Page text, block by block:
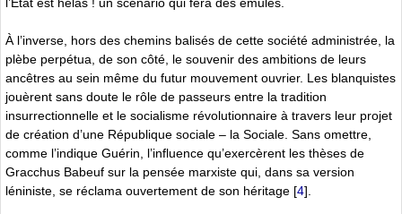
l’État est hélas ! un scénario qui fera des émules.
À l’inverse, hors des chemins balisés de cette société administrée, la
plèbe perpétua, de son côté, le souvenir des ambitions de leurs
ancêtres au sein même du futur mouvement ouvrier. Les blanquistes
jouèrent sans doute le rôle de passeurs entre la tradition
insurrectionnelle et le socialisme révolutionnaire à travers leur projet
de création d’une République sociale – la Sociale. Sans omettre,
comme l’indique Guérin, l’influence qu’exercèrent les thèses de
Gracchus Babeuf sur la pensée marxiste qui, dans sa version
léniniste, se réclama ouvertement de son héritage [4].